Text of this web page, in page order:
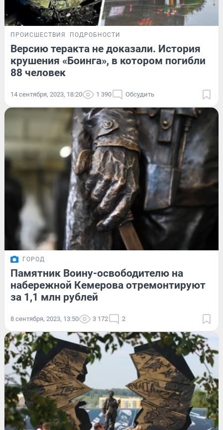
ПРОИСШЕСТВИЯ ПОДРОБНОСТИ
Версию теракта не доказали. История
крушения «Боинга», в котором погибли
88 человек
14 сентября, 2023, 18:20 1 390 Обсудить
ГОРОД
Памятник Воину-освободителю на
набережной Кемерова отремонтируют
за 1,1 млн рублей
8 сентября, 2023, 13:50 3 172 2